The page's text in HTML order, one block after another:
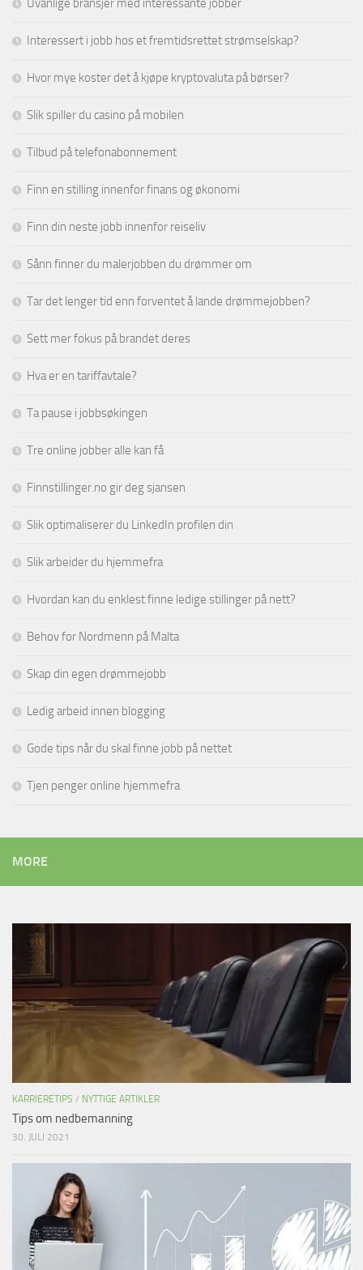
Uvanlige bransjer med interessante jobber
Interessert i jobb hos et fremtidsrettet strømselskap?
Hvor mye koster det å kjøpe kryptovaluta på børser?
Slik spiller du casino på mobilen
Tilbud på telefonabonnement
Finn en stilling innenfor finans og økonomi
Finn din neste jobb innenfor reiseliv
Sånn finner du malerjobben du drømmer om
Tar det lenger tid enn forventet å lande drømmejobben?
Sett mer fokus på brandet deres
Hva er en tariffavtale?
Ta pause i jobbsøkingen
Tre online jobber alle kan få
Finnstillinger.no gir deg sjansen
Slik optimaliserer du LinkedIn profilen din
Slik arbeider du hjemmefra
Hvordan kan du enklest finne ledige stillinger på nett?
Behov for Nordmenn på Malta
Skap din egen drømmejobb
Ledig arbeid innen blogging
Gode tips når du skal finne jobb på nettet
Tjen penger online hjemmefra
MORE
KARRIERETIPS / NYTTIGE ARTIKLER
Tips om nedbemanning
30. JULI 2021